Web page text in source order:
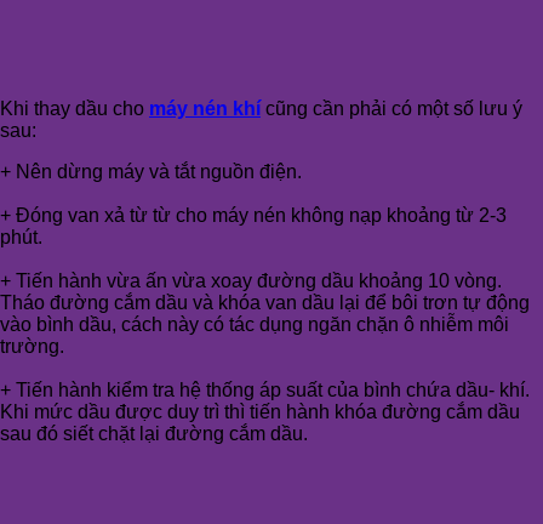
Khi thay dầu cho máy nén khí cũng cần phải có một số lưu ý
sau:
+ Nên dừng máy và tắt nguồn điện.
+ Đóng van xả từ từ cho máy nén không nạp khoảng từ 2-3
phút.
+ Tiến hành vừa ấn vừa xoay đường dầu khoảng 10 vòng.
Tháo đường cắm dầu và khóa van dầu lại để bôi trơn tự động
vào bình dầu, cách này có tác dụng ngăn chặn ô nhiễm môi
trường.
+ Tiến hành kiểm tra hệ thống áp suất của bình chứa dầu- khí.
Khi mức dầu được duy trì thì tiến hành khóa đường cắm dầu
sau đó siết chặt lại đường cắm dầu.